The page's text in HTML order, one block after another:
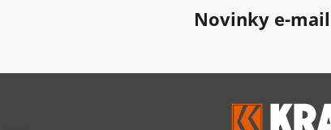
Novinky e-